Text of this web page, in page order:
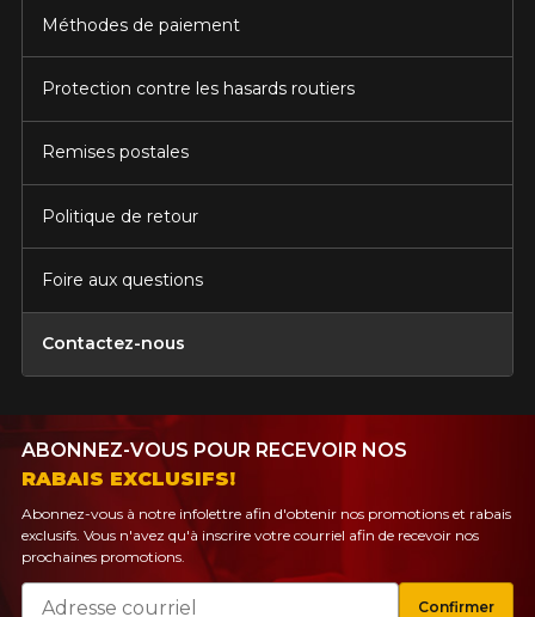
Méthodes de paiement
Protection contre les hasards routiers
Remises postales
Politique de retour
Foire aux questions
Contactez-nous
ABONNEZ-VOUS POUR RECEVOIR NOS
RABAIS EXCLUSIFS!
Abonnez-vous à notre infolettre afin d'obtenir nos promotions et rabais
exclusifs. Vous n'avez qu'à inscrire votre courriel afin de recevoir nos
prochaines promotions.
Courriel
Confirmer